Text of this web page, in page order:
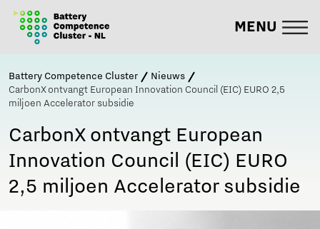
MENU
Battery Competence Cluster
Nieuws
CarbonX ontvangt European Innovation Council (EIC) EURO 2,5
miljoen Accelerator subsidie
CarbonX ontvangt European
Innovation Council (EIC) EURO
2,5 miljoen Accelerator subsidie